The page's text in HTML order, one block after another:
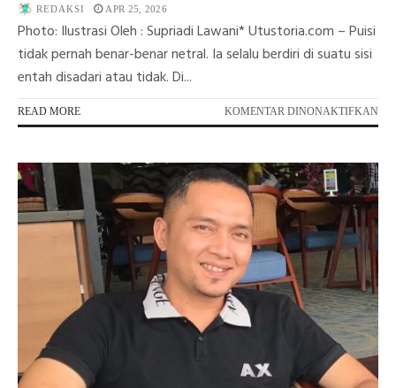
REDAKSI APR 25, 2026
Photo: Ilustrasi Oleh : Supriadi Lawani* Utustoria.com – Puisi
tidak pernah benar-benar netral. Ia selalu berdiri di suatu sisi
entah disadari atau tidak. Di...
READ MORE KOMENTAR DINONAKTIFKAN